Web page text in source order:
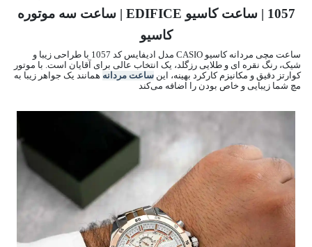
1057 | ساعت کاسیو EDIFICE | ساعت سه موتوره
کاسیو
ساعت مچی مردانه کاسیو CASIO مدل ادیفایس کد 1057 با طراحی زیبا و
شیک، رنگ نقره ای و طلایی رزگلد، یک انتخاب عالی برای آقایان است. با موتور
کوارتز دقیق و مکانیزم کارکرد بهینه، این ساعت مردانه همانند یک جواهر زیبا به
مچ شما زیبایی و خاص بودن را اضافه می‌کند